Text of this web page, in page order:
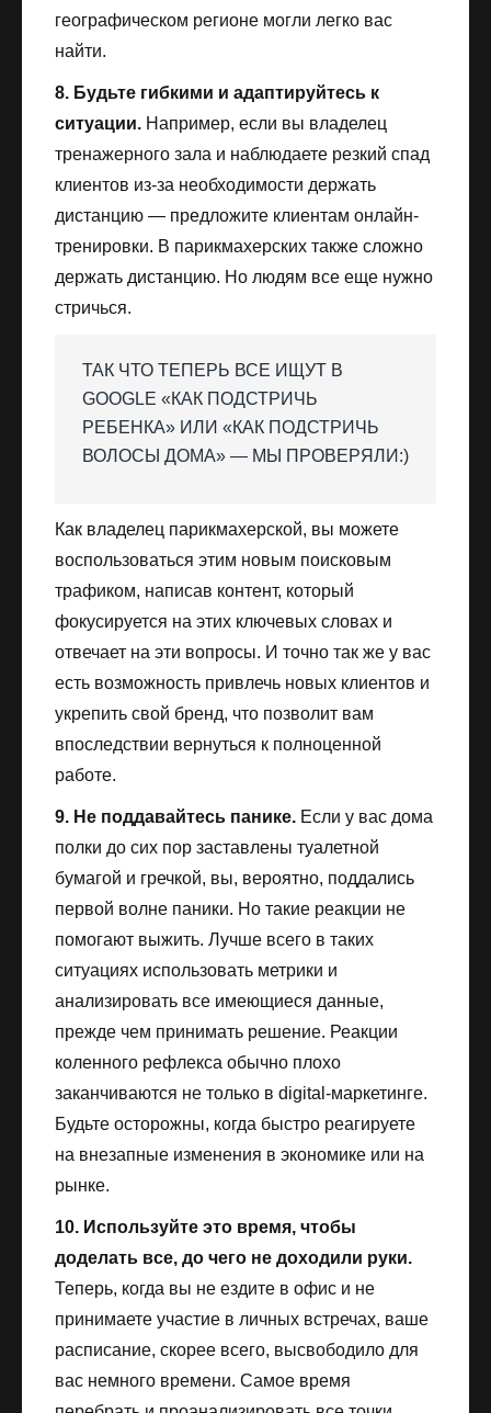
географическом регионе могли легко вас
найти.
8. Будьте гибкими и адаптируйтесь к
ситуации. Например, если вы владелец
тренажерного зала и наблюдаете резкий спад
клиентов из-за необходимости держать
дистанцию — предложите клиентам онлайн-
тренировки. В парикмахерских также сложно
держать дистанцию. Но людям все еще нужно
стричься.
ТАК ЧТО ТЕПЕРЬ ВСЕ ИЩУТ В
GOOGLE «КАК ПОДСТРИЧЬ
РЕБЕНКА» ИЛИ «КАК ПОДСТРИЧЬ
ВОЛОСЫ ДОМА» — МЫ ПРОВЕРЯЛИ:)
Как владелец парикмахерской, вы можете
воспользоваться этим новым поисковым
трафиком, написав контент, который
фокусируется на этих ключевых словах и
отвечает на эти вопросы. И точно так же у вас
есть возможность привлечь новых клиентов и
укрепить свой бренд, что позволит вам
впоследствии вернуться к полноценной
работе.
9. Не поддавайтесь панике. Если у вас дома
полки до сих пор заставлены туалетной
бумагой и гречкой, вы, вероятно, поддались
первой волне паники. Но такие реакции не
помогают выжить. Лучше всего в таких
ситуациях использовать метрики и
анализировать все имеющиеся данные,
прежде чем принимать решение. Реакции
коленного рефлекса обычно плохо
заканчиваются не только в digital-маркетинге.
Будьте осторожны, когда быстро реагируете
на внезапные изменения в экономике или на
рынке.
10. Используйте это время, чтобы
доделать все, до чего не доходили руки.
Теперь, когда вы не ездите в офис и не
принимаете участие в личных встречах, ваше
расписание, скорее всего, высвободило для
вас немного времени. Самое время